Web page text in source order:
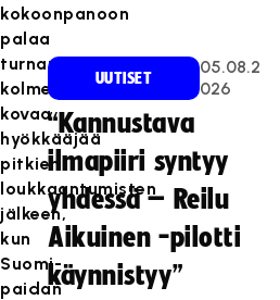
kokoonpanoon
palaa
turnauksessa
kolme
kovaa
hyökkääjää
pitkien
loukkaantumisten
jälkeen,
kun
Suomi-
paidan
UUTISET
05.08.2
026
“Kannustava
ilmapiiri syntyy
yhdessä – Reilu
Aikuinen -pilotti
käynnistyy”